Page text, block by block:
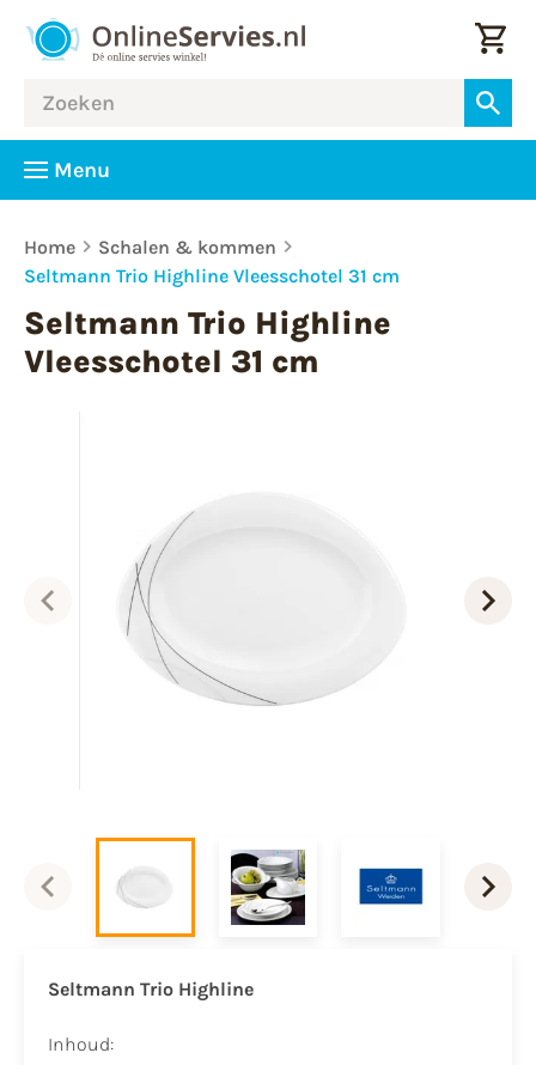
Menu
Home
Schalen & kommen
Seltmann Trio Highline Vleesschotel 31 cm
Seltmann Trio Highline
Vleesschotel 31 cm
Seltmann Trio Highline
Inhoud: